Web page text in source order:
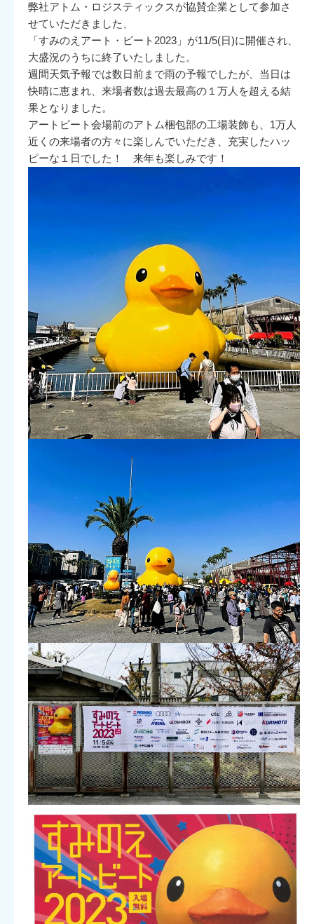
弊社アトム・ロジスティックスが協賛企業として参加さ
せていただきました、
「すみのえアート・ビート2023」が11/5(日)に開催され、
大盛況のうちに終了いたしました。
週間天気予報では数日前まで雨の予報でしたが、当日は
快晴に恵まれ、来場者数は過去最高の１万人を超える結
果となりました。
アートビート会場前のアトム梱包部の工場装飾も、1万人
近くの来場者の方々に楽しんでいただき、充実したハッ
ピーな１日でした！ 来年も楽しみです！